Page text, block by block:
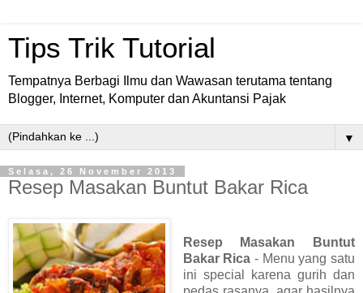
Tips Trik Tutorial
Tempatnya Berbagi Ilmu dan Wawasan terutama tentang
Blogger, Internet, Komputer dan Akuntansi Pajak
▼
Selasa, 26 November 2013
Resep Masakan Buntut Bakar Rica
Resep Masakan Buntut
Bakar Rica - Menu yang satu
ini special karena gurih dan